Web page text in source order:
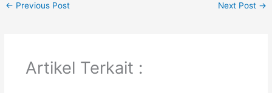
← Previous Post Next Post →
Artikel Terkait :